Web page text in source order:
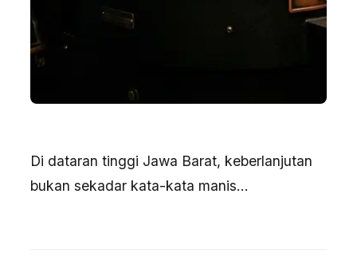
Di dataran tinggi Jawa Barat, keberlanjutan
bukan sekadar kata-kata manis...